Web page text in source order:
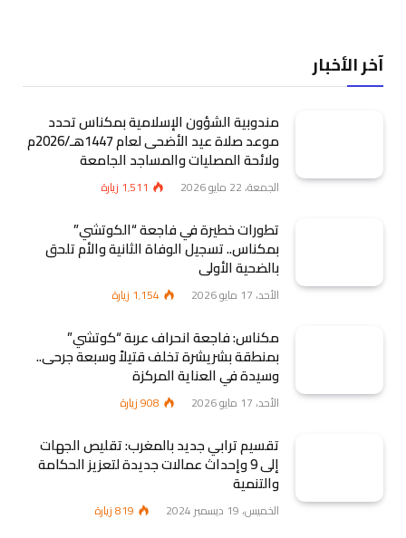
آخر الأخبار
مندوبية الشؤون الإسلامية بمكناس تحدد
موعد صلاة عيد الأضحى لعام 1447هـ/2026م
ولائحة المصليات والمساجد الجامعة
الجمعة، 22 مايو 2026 1٬511 زيارة
تطورات خطيرة في فاجعة “الكوتشي”
بمكناس.. تسجيل الوفاة الثانية والأم تلحق
بالضحية الأولى
الأحد، 17 مايو 2026 1٬154 زيارة
مكناس: فاجعة انحراف عربة “كوتشي”
بمنطقة بشريشرة تخلف قتيلاً وسبعة جرحى..
وسيدة في العناية المركزة
الأحد، 17 مايو 2026 908زيارة
تقسيم ترابي جديد بالمغرب: تقليص الجهات
إلى 9 وإحداث عمالات جديدة لتعزيز الحكامة
والتنمية
الخميس، 19 ديسمبر 2024 819زيارة